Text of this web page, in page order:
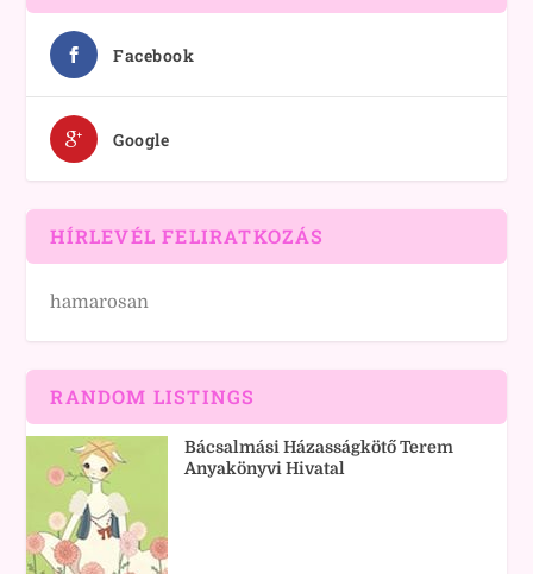
Facebook
Google
HÍRLEVÉL FELIRATKOZÁS
hamarosan
RANDOM LISTINGS
Bácsalmási Házasságkötő Terem
Anyakönyvi Hivatal